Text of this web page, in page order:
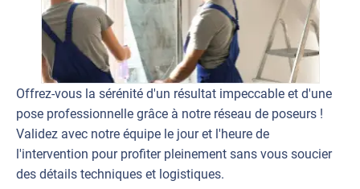
Offrez-vous la sérénité d'un résultat impeccable et d'une
pose professionnelle grâce à notre réseau de poseurs !
Validez avec notre équipe le jour et l'heure de
l'intervention pour profiter pleinement sans vous soucier
des détails techniques et logistiques.